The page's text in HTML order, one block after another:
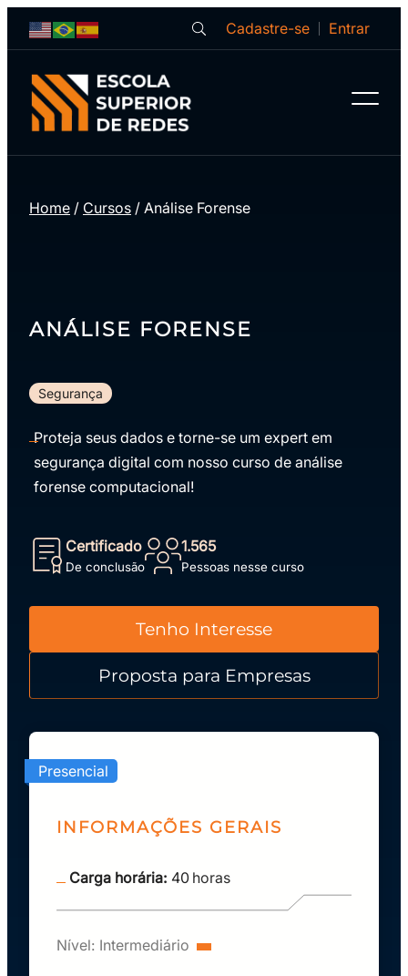
Cadastre-se Entrar
Home / Cursos / Análise Forense
ANÁLISE FORENSE
Segurança
Proteja seus dados e torne-se um expert em
segurança digital com nosso curso de análise
forense computacional!
Certificado
De conclusão
1.565
Pessoas nesse curso
Tenho Interesse
Proposta para Empresas
Presencial
INFORMAÇÕES GERAIS
Carga horária: 40 horas
Nível: Intermediário